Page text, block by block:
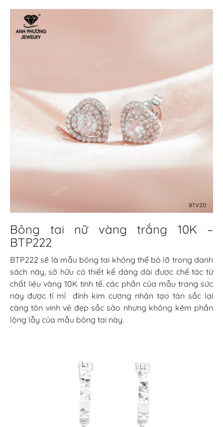
Bông tai nữ vàng trắng 10K –
BTP222
BTP222 sẽ là mẫu bông tai không thể bỏ lỡ trong danh
sách này, sở hữu có thiết kế dáng dài được chế tác từ
chất liệu vàng 10K tinh tế. các phần của mẫu trang sức
này được tỉ mỉ đính kim cương nhân tạo tán sắc lại
càng tôn vinh vẻ đẹp sắc sảo nhưng không kém phần
lộng lẫy của mẫu bông tai này.